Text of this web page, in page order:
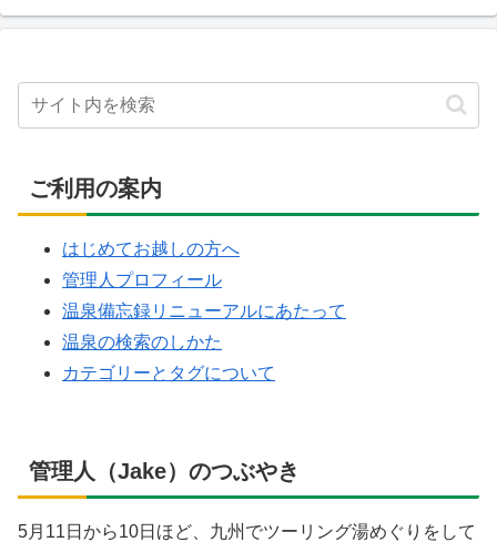
ご利用の案内
はじめてお越しの方へ
管理人プロフィール
温泉備忘録リニューアルにあたって
温泉の検索のしかた
カテゴリーとタグについて
管理人（Jake）のつぶやき
5月11日から10日ほど、九州でツーリング湯めぐりをして